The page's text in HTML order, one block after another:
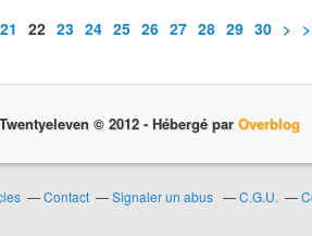
21 22 23 24 25 26 27 28 29 30 40
50
60
70
80
90
>
Twentyeleven © 2012 - Hébergé par Overblog
Contact Signaler un abus C.G.U.